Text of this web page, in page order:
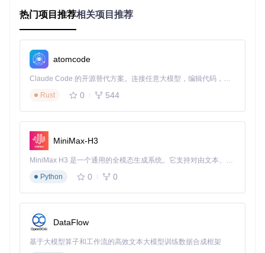
💡技巧：通过Updater.exe可自动更新至最新版本，避免兼容
方案二：0 RPM模式实现策略（静音优先场景）
创建触发式风扇曲线
温度<45°C → 0%转速
温度>50°C → 35%转速（设置5°C迟滞区间）
适用场景
验证步骤
方案三：高级突破方法（技术进阶用户）
安装NvThermalSensors插件获取更多传感器数据
配置混合曲线：
输入源：GPU核心温度与显存温度平均值
起始转速：35%（通过梯度斜率实现接近30%的实际转
速）
热门项目推荐相关项目推荐
atomcode
Claude Code 的开源替代方案。连接任意大模型，编辑代码，运行命令，自动验证 — 全自动执行。用 Rust 构建，极致性能。 ｜ An open-source alternative to Claude Code. Connect any LLM, edit code, run commands, and verify changes — autonomously. Built in Rust for speed. Get Started
Rust
0 544
MiniMax-H3
MiniMax H3 是一个通用的全模态生成系统。它支持对由文本、图像、视频和音频组成的多模态上下文进行统一理解，并能生成分辨率高达 2K、时长可达 15 秒的带原生立体声音频的视频。得益于面向任务泛化的系统设计，H3 在预训练阶段就已具备广泛的多模态上下文理解与生成能力，能够出色地执行复杂的多模态指令。
Python
0 0
DataFlow
基于大模型算子和工作流的高效文本大模型训练数据合成框架